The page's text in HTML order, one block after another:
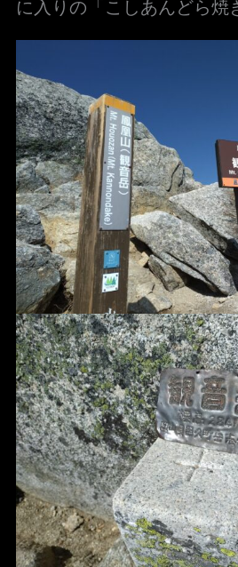
に入りの「こしあんどら焼